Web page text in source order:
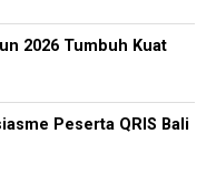
2026 Tumbuh Kuat
Peserta QRIS Bali